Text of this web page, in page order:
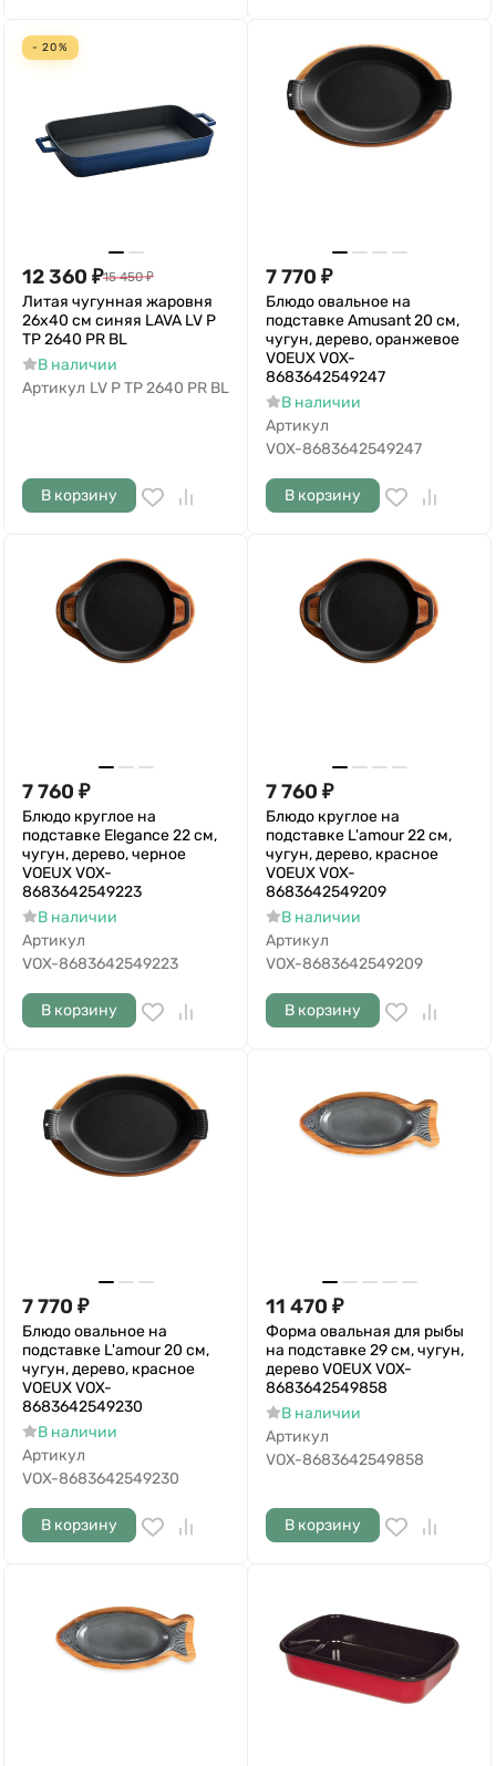
- 20%
12 360 ₽15 450 ₽
Литая чугунная жаровня
26x40 см синяя LAVA LV P
TP 2640 PR BL
В наличии
Артикул LV P TP 2640 PR BL
В корзину
7 770 ₽
Блюдо овальное на
подставке Amusant 20 см,
чугун, дерево, оранжевое
VOEUX VOX-
8683642549247
В наличии
Артикул
VOX-8683642549247
В корзину
7 760 ₽
Блюдо круглое на
подставке Elegance 22 см,
чугун, дерево, черное
VOEUX VOX-
8683642549223
В наличии
Артикул
VOX-8683642549223
В корзину
7 760 ₽
Блюдо круглое на
подставке L'amour 22 см,
чугун, дерево, красное
VOEUX VOX-
8683642549209
В наличии
Артикул
VOX-8683642549209
В корзину
7 770 ₽
Блюдо овальное на
подставке L'amour 20 см,
чугун, дерево, красное
VOEUX VOX-
8683642549230
В наличии
Артикул
VOX-8683642549230
В корзину
11 470 ₽
Форма овальная для рыбы
на подставке 29 см, чугун,
дерево VOEUX VOX-
8683642549858
В наличии
Артикул
VOX-8683642549858
В корзину